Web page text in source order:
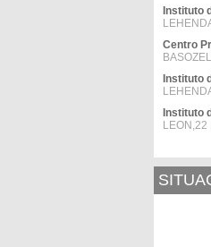
Instituto
Centro
Instituto
Instituto
LEON,22